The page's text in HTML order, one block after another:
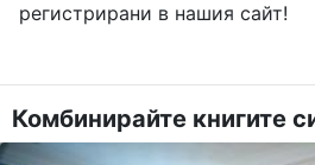
регистрирани в нашия сайт!
Комбинирайте книгите